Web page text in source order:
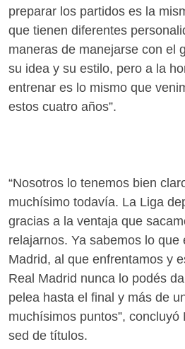
preparar los partidos es la
que tienen diferentes
maneras de manejarse con el
su idea y su estilo, pero a la
entrenar es lo mismo que
estos cuatro años”.
“Nosotros lo tenemos bien
muchísimo todavía. La Liga
gracias a la ventaja que
relajarnos. Ya sabemos lo que
Madrid, al que enfrentamos y
Real Madrid nunca lo podés
pelea hasta el final y más de
muchísimos puntos”,
sed de títulos.